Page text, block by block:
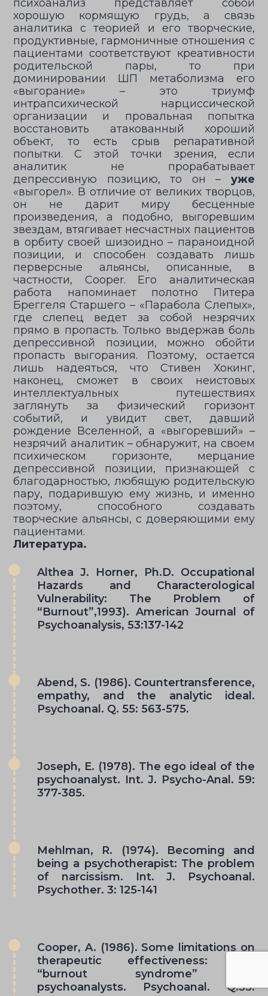
психоанализ представляет собой
хорошую кормящую грудь, а связь
аналитика с теорией и его творческие,
продуктивные, гармоничные отношения с
пациентами соответствуют креативности
родительской пары, то при
доминировании ШП метаболизма его
«выгорание» – это триумф
интрапсихической нарциссической
организации и провальная попытка
восстановить атакованный хороший
объект, то есть срыв репаративной
попытки. С этой точки зрения, если
аналитик не прорабатывает
депрессивную позицию, то он – уже
«выгорел». В отличие от великих творцов,
он не дарит миру бесценные
произведения, а подобно, выгоревшим
звездам, втягивает несчастных пациентов
в орбиту своей шизоидно – параноидной
позиции, и способен создавать лишь
перверсные альянсы, описанные, в
частности, Cooper. Его аналитическая
работа напоминает полотно Питера
Бреггеля Старшего – «Парабола Слепых»,
где слепец ведет за собой незрячих
прямо в пропасть. Только выдержав боль
депрессивной позиции, можно обойти
пропасть выгорания. Поэтому, остается
лишь надеяться, что Стивен Хокинг,
наконец, сможет в своих неистовых
интеллектуальных путешествиях
заглянуть за физический горизонт
событий, и увидит свет, давший
рождение Вселенной, а «выгоревший» –
незрячий аналитик – обнаружит, на своем
психическом горизонте, мерцание
депрессивной позиции, признающей с
благодарностью, любящую родительскую
пару, подарившую ему жизнь, и именно
поэтому, способного создавать
творческие альянсы, с доверяющими ему
пациентами.
Литература.
Althea J. Horner, Ph.D. Occupational
Hazards and Characterological
Vulnerability: The Problem of
“Burnout”,1993). American Journal of
Psychoanalysis, 53:137-142
Abend, S. (1986). Countertransference,
empathy, and the analytic ideal.
Psychoanal. Q. 55: 563-575.
Joseph, E. (1978). The ego ideal of the
psychoanalyst. Int. J. Psycho-Anal. 59:
377-385.
Mehlman, R. (1974). Becoming and
being a psychotherapist: The problem
of narcissism. Int. J. Psychoanal.
Psychother. 3: 125-141
Cooper, A. (1986). Some limitations on
therapeutic effectiveness: The
“burnout syndrome” in
psychoanalysts. Psychoanal. Q.55: